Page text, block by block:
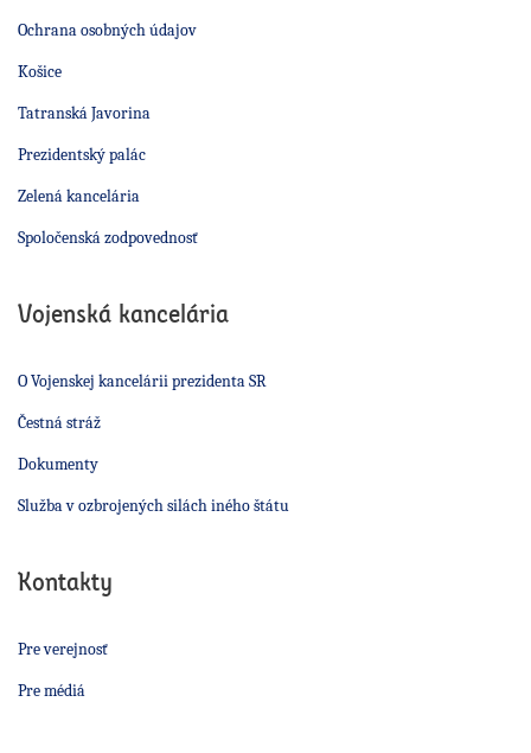
Ochrana osobných údajov
Košice
Tatranská Javorina
Prezidentský palác
Zelená kancelária
Spoločenská zodpovednosť
Vojenská kancelária
O Vojenskej kancelárii prezidenta SR
Čestná stráž
Dokumenty
Služba v ozbrojených silách iného štátu
Kontakty
Pre verejnosť
Pre médiá